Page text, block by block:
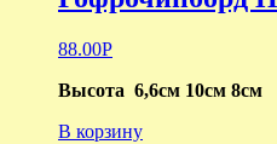
88.00Р
Высота 6,6см 10см 8см
В корзину